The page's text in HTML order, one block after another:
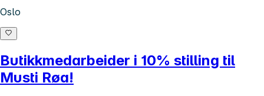
Oslo
Butikkmedarbeider i 10% stilling til
Musti Røa!